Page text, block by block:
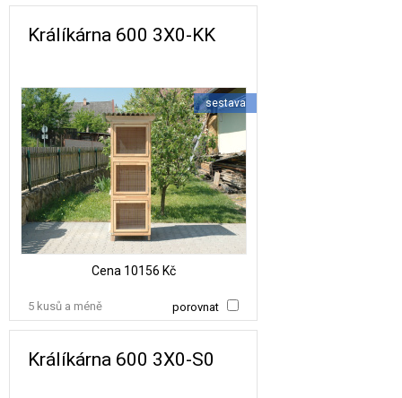
Králíkárna 600 3X0-KK
sestava
Cena 10156 Kč
porovnat
5 kusů a méně
Králíkárna 600 3X0-S0